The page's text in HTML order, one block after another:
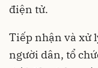
điện tử.
Tiếp nhận và xử
người dân, tổ